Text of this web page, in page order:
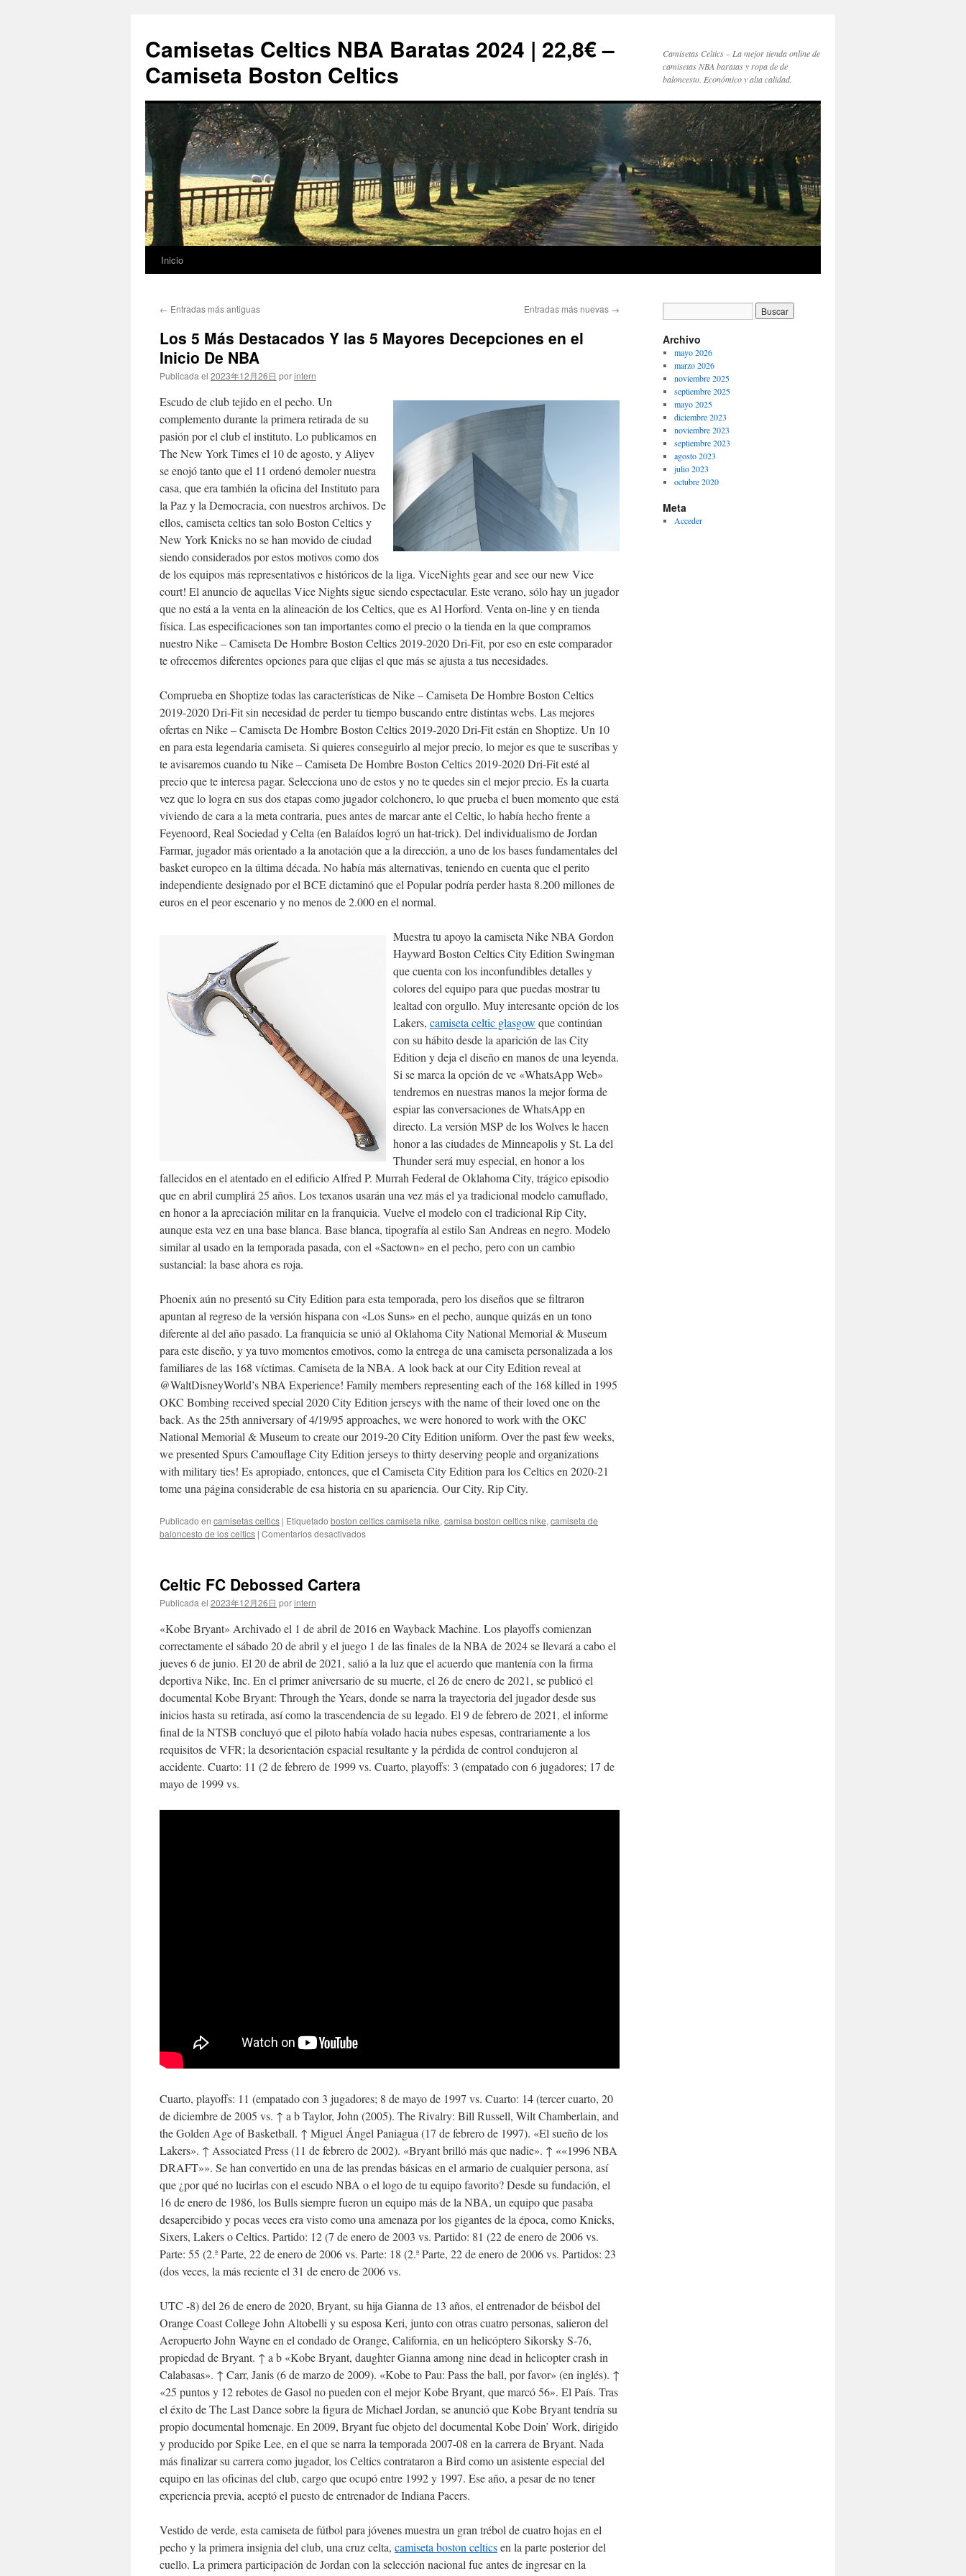
Camisetas Celtics NBA Baratas 2024 | 22,8€ –
Camiseta Boston Celtics
Camisetas Celtics – La mejor tienda online de
camisetas NBA baratas y ropa de de
baloncesto. Económico y alta calidad.
Saltar
contenido
Inicio
← Entradas más antiguas Entradas más nuevas →
Los 5 Más Destacados Y las 5 Mayores Decepciones en el
Inicio De NBA
Publicada el 2023年12月26日 porintern
Escudo de club tejido en el pecho. Un
complemento durante la primera retirada de su
pasión por el club el instituto. Lo publicamos en
The New York Times el 10 de agosto, y Aliyev
se enojó tanto que el 11 ordenó demoler nuestra
casa, que era también la oficina del Instituto para
la Paz y la Democracia, con nuestros archivos. De
ellos, camiseta celtics tan solo Boston Celtics y
New York Knicks no se han movido de ciudad
siendo considerados por estos motivos como dos
de los equipos más representativos e históricos de la liga. ViceNights gear and see our new Vice
court! El anuncio de aquellas Vice Nights sigue siendo espectacular. Este verano, sólo hay un jugador
que no está a la venta en la alineación de los Celtics, que es Al Horford. Venta on-line y en tienda
física. Las especificaciones son tan importantes como el precio o la tienda en la que compramos
nuestro Nike – Camiseta De Hombre Boston Celtics 2019-2020 Dri-Fit, por eso en este comparador
te ofrecemos diferentes opciones para que elijas el que más se ajusta a tus necesidades.
Comprueba en Shoptize todas las características de Nike – Camiseta De Hombre Boston Celtics
2019-2020 Dri-Fit sin necesidad de perder tu tiempo buscando entre distintas webs. Las mejores
ofertas en Nike – Camiseta De Hombre Boston Celtics 2019-2020 Dri-Fit están en Shoptize. Un 10
en para esta legendaria camiseta. Si quieres conseguirlo al mejor precio, lo mejor es que te suscribas y
te avisaremos cuando tu Nike – Camiseta De Hombre Boston Celtics 2019-2020 Dri-Fit esté al
precio que te interesa pagar. Selecciona uno de estos y no te quedes sin el mejor precio. Es la cuarta
vez que lo logra en sus dos etapas como jugador colchonero, lo que prueba el buen momento que está
viviendo de cara a la meta contraria, pues antes de marcar ante el Celtic, lo había hecho frente a
Feyenoord, Real Sociedad y Celta (en Balaídos logró un hat-trick). Del individualismo de Jordan
Farmar, jugador más orientado a la anotación que a la dirección, a uno de los bases fundamentales del
basket europeo en la última década. No había más alternativas, teniendo en cuenta que el perito
independiente designado por el BCE dictaminó que el Popular podría perder hasta 8.200 millones de
euros en el peor escenario y no menos de 2.000 en el normal.
Muestra tu apoyo la camiseta Nike NBA Gordon
Hayward Boston Celtics City Edition Swingman
que cuenta con los inconfundibles detalles y
colores del equipo para que puedas mostrar tu
lealtad con orgullo. Muy interesante opción de los
Lakers, camiseta celtic glasgow que continúan
con su hábito desde la aparición de las City
Edition y deja el diseño en manos de una leyenda.
Si se marca la opción de ve «WhatsApp Web»
tendremos en nuestras manos la mejor forma de
espiar las conversaciones de WhatsApp en
directo. La versión MSP de los Wolves le hacen
honor a las ciudades de Minneapolis y St. La del
Thunder será muy especial, en honor a los
fallecidos en el atentado en el edificio Alfred P. Murrah Federal de Oklahoma City, trágico episodio
que en abril cumplirá 25 años. Los texanos usarán una vez más el ya tradicional modelo camuflado,
en honor a la apreciación militar en la franquicia. Vuelve el modelo con el tradicional Rip City,
aunque esta vez en una base blanca. Base blanca, tipografía al estilo San Andreas en negro. Modelo
similar al usado en la temporada pasada, con el «Sactown» en el pecho, pero con un cambio
sustancial: la base ahora es roja.
Phoenix aún no presentó su City Edition para esta temporada, pero los diseños que se filtraron
apuntan al regreso de la versión hispana con «Los Suns» en el pecho, aunque quizás en un tono
diferente al del año pasado. La franquicia se unió al Oklahoma City National Memorial & Museum
para este diseño, y ya tuvo momentos emotivos, como la entrega de una camiseta personalizada a los
familiares de las 168 víctimas. Camiseta de la NBA. A look back at our City Edition reveal at
@WaltDisneyWorld’s NBA Experience! Family members representing each of the 168 killed in 1995
OKC Bombing received special 2020 City Edition jerseys with the name of their loved one on the
back. As the 25th anniversary of 4/19/95 approaches, we were honored to work with the OKC
National Memorial & Museum to create our 2019-20 City Edition uniform. Over the past few weeks,
we presented Spurs Camouflage City Edition jerseys to thirty deserving people and organizations
with military ties! Es apropiado, entonces, que el Camiseta City Edition para los Celtics en 2020-21
tome una página considerable de esa historia en su apariencia. Our City. Rip City.
Publicado en camisetas celtics | Etiquetado boston celtics camiseta nike, camisa boston celtics nike, camiseta de
baloncesto de los celtics | Comentarios desactivadosen
5
Mayores
Decepciones
en
el
Inicio
De
NBA
Celtic FC Debossed Cartera
Publicada el 2023年12月26日 porintern
«Kobe Bryant» Archivado el 1 de abril de 2016 en Wayback Machine. Los playoffs comienzan
correctamente el sábado 20 de abril y el juego 1 de las finales de la NBA de 2024 se llevará a cabo el
jueves 6 de junio. El 20 de abril de 2021, salió a la luz que el acuerdo que mantenía con la firma
deportiva Nike, Inc. En el primer aniversario de su muerte, el 26 de enero de 2021, se publicó el
documental Kobe Bryant: Through the Years, donde se narra la trayectoria del jugador desde sus
inicios hasta su retirada, así como la trascendencia de su legado. El 9 de febrero de 2021, el informe
final de la NTSB concluyó que el piloto había volado hacia nubes espesas, contrariamente a los
requisitos de VFR; la desorientación espacial resultante y la pérdida de control condujeron al
accidente. Cuarto: 11 (2 de febrero de 1999 vs. Cuarto, playoffs: 3 (empatado con 6 jugadores; 17 de
mayo de 1999 vs.
Cuarto, playoffs: 11 (empatado con 3 jugadores; 8 de mayo de 1997 vs. Cuarto: 14 (tercer cuarto, 20
de diciembre de 2005 vs. ↑ a b Taylor, John (2005). The Rivalry: Bill Russell, Wilt Chamberlain, and
the Golden Age of Basketball. ↑ Miguel Ángel Paniagua (17 de febrero de 1997). «El sueño de los
Lakers». ↑ Associated Press (11 de febrero de 2002). «Bryant brilló más que nadie». ↑ ««1996 NBA
DRAFT»». Se han convertido en una de las prendas básicas en el armario de cualquier persona, así
que ¿por qué no lucirlas con el escudo NBA o el logo de tu equipo favorito? Desde su fundación, el
16 de enero de 1986, los Bulls siempre fueron un equipo más de la NBA, un equipo que pasaba
desapercibido y pocas veces era visto como una amenaza por los gigantes de la época, como Knicks,
Sixers, Lakers o Celtics. Partido: 12 (7 de enero de 2003 vs. Partido: 81 (22 de enero de 2006 vs.
Parte: 55 (2.ª Parte, 22 de enero de 2006 vs. Parte: 18 (2.ª Parte, 22 de enero de 2006 vs. Partidos: 23
(dos veces, la más reciente el 31 de enero de 2006 vs.
UTC -8) del 26 de enero de 2020, Bryant, su hija Gianna de 13 años, el entrenador de béisbol del
Orange Coast College John Altobelli y su esposa Keri, junto con otras cuatro personas, salieron del
Aeropuerto John Wayne en el condado de Orange, California, en un helicóptero Sikorsky S-76,
propiedad de Bryant. ↑ a b «Kobe Bryant, daughter Gianna among nine dead in helicopter crash in
Calabasas». ↑ Carr, Janis (6 de marzo de 2009). «Kobe to Pau: Pass the ball, por favor» (en inglés). ↑
«25 puntos y 12 rebotes de Gasol no pueden con el mejor Kobe Bryant, que marcó 56». El País. Tras
el éxito de The Last Dance sobre la figura de Michael Jordan, se anunció que Kobe Bryant tendría su
propio documental homenaje. En 2009, Bryant fue objeto del documental Kobe Doin’ Work, dirigido
y producido por Spike Lee, en el que se narra la temporada 2007-08 en la carrera de Bryant. Nada
más finalizar su carrera como jugador, los Celtics contrataron a Bird como un asistente especial del
equipo en las oficinas del club, cargo que ocupó entre 1992 y 1997. Ese año, a pesar de no tener
experiencia previa, aceptó el puesto de entrenador de Indiana Pacers.
Vestido de verde, esta camiseta de fútbol para jóvenes muestra un gran trébol de cuatro hojas en el
pecho y la primera insignia del club, una cruz celta, camiseta boston celticsen la parte posterior del
cuello. La primera participación de Jordan con la selección nacional fue antes de ingresar en la
Archivo
mayo 2026
marzo 2026
noviembre 2025
septiembre 2025
mayo 2025
diciembre 2023
noviembre 2023
septiembre 2023
agosto 2023
julio 2023
octubre 2020
Meta
Acceder